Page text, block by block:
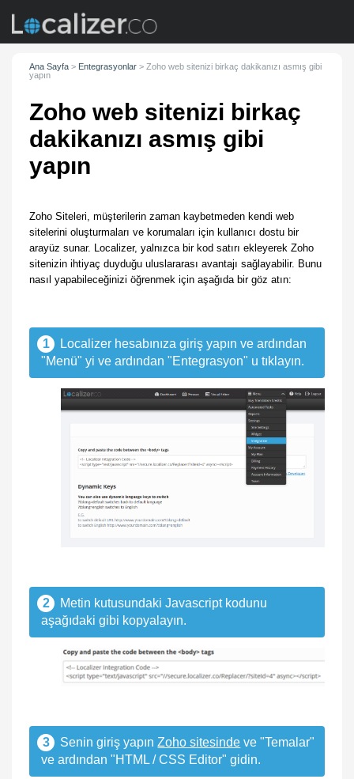
Ana Sayfa > Entegrasyonlar > Zoho web sitenizi birkaç dakikanızı asmış gibi
yapın
Zoho web sitenizi birkaç
dakikanızı asmış gibi
yapın
Zoho Siteleri, müşterilerin zaman kaybetmeden kendi web
sitelerini oluşturmaları ve korumaları için kullanıcı dostu bir
arayüz sunar. Localizer, yalnızca bir kod satırı ekleyerek Zoho
sitenizin ihtiyaç duyduğu uluslararası avantajı sağlayabilir. Bunu
nasıl yapabileceğinizi öğrenmek için aşağıda bir göz atın:
1
Localizer hesabınıza giriş yapın ve ardından
"Menü" yi ve ardından "Entegrasyon" u tıklayın.
2
Metin kutusundaki Javascript kodunu
aşağıdaki gibi kopyalayın.
3 Senin giriş yapınZoho sitesinde ve "Temalar"
ve ardından "HTML / CSS Editor" gidin.